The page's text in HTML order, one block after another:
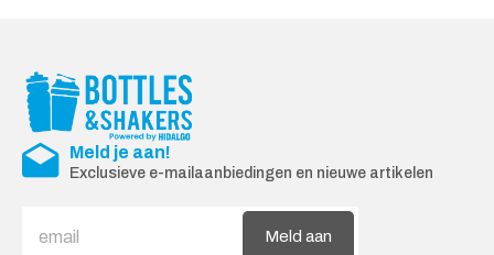
Meld je aan!
Exclusieve e-mailaanbiedingen en nieuwe artikelen
Meld aan